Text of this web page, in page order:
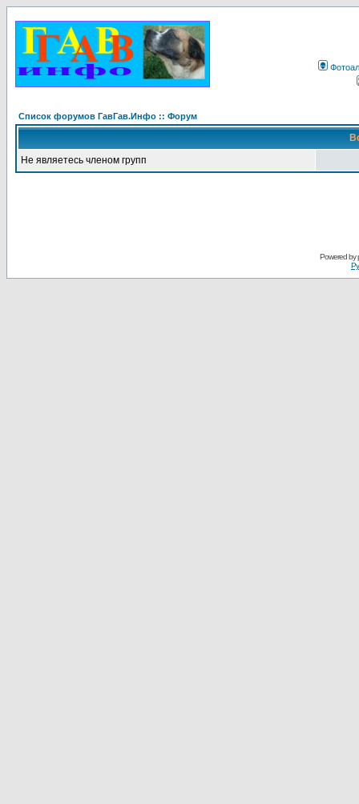
Список форумов ГавГав.Инфо :: Форум
Не являетесь членом групп
Powered by